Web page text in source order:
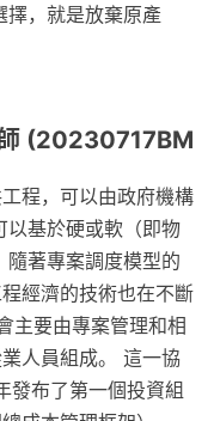
擇，就是放棄原產
(20230717BM
程，可以由政府機構
以基於硬或軟（即物
著專案調度模型的
經濟的技術也在不斷
主要由專案管理和相
人員組成。 這一協
發布了第一個投資組